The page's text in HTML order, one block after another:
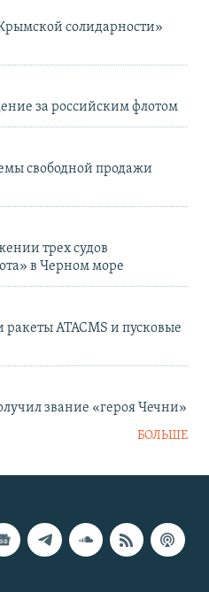
солидарности»
за российским флотом
свободной продажи
трех судов
в Черном море
ATACMS и пусковые
звание «героя Чечни»
БОЛЬШЕ